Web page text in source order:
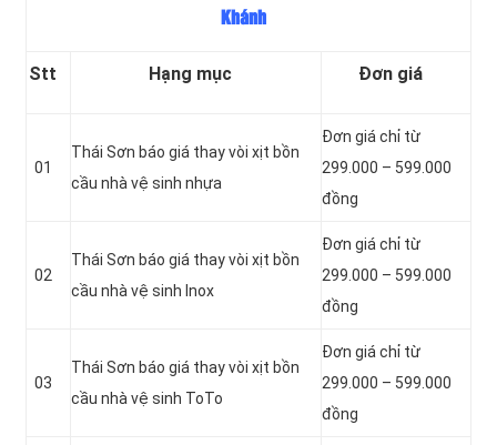
Khánh
Stt Hạng mục Đơn giá
01
Thái Sơn báo giá thay vòi xịt bồn
cầu nhà vệ sinh nhựa
Đơn giá chỉ từ
299.000 – 599.000
đồng
02
Thái Sơn báo giá thay vòi xịt bồn
cầu nhà vệ sinh Inox
Đơn giá chỉ từ
299.000 – 599.000
đồng
03
Thái Sơn báo giá thay vòi xịt bồn
cầu nhà vệ sinh ToTo
Đơn giá chỉ từ
299.000 – 599.000
đồng